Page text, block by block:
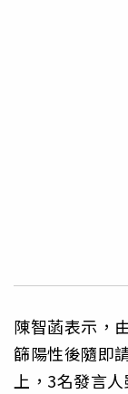
陳智菡表示，
篩陽性後隨即
上，3名發言